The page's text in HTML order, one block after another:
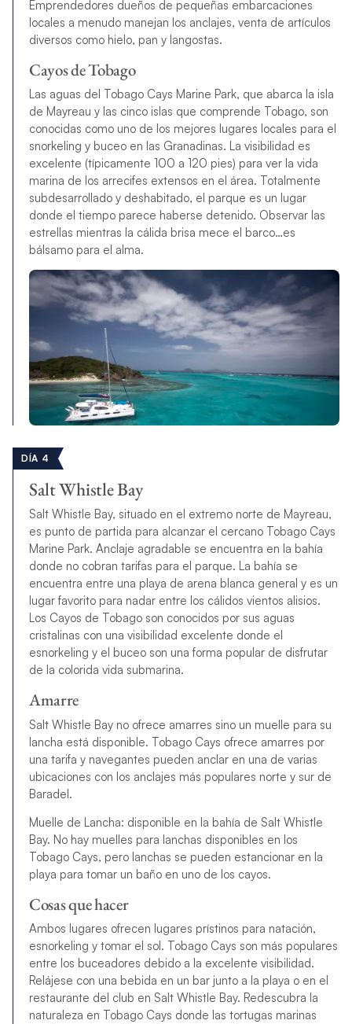
Emprendedores dueños de pequeñas embarcaciones
locales a menudo manejan los anclajes, venta de artículos
diversos como hielo, pan y langostas.
Cayos de Tobago
Las aguas del Tobago Cays Marine Park, que abarca la isla
de Mayreau y las cinco islas que comprende Tobago, son
conocidas como uno de los mejores lugares locales para el
snorkeling y buceo en las Granadinas. La visibilidad es
excelente (típicamente 100 a 120 pies) para ver la vida
marina de los arrecifes extensos en el área. Totalmente
subdesarrollado y deshabitado, el parque es un lugar
donde el tiempo parece haberse detenido. Observar las
estrellas mientras la cálida brisa mece el barco…es
bálsamo para el alma.
DÍA 4
Salt Whistle Bay
Salt Whistle Bay, situado en el extremo norte de Mayreau,
es punto de partida para alcanzar el cercano Tobago Cays
Marine Park. Anclaje agradable se encuentra en la bahía
donde no cobran tarifas para el parque. La bahía se
encuentra entre una playa de arena blanca general y es un
lugar favorito para nadar entre los cálidos vientos alisios.
Los Cayos de Tobago son conocidos por sus aguas
cristalinas con una visibilidad excelente donde el
esnorkeling y el buceo son una forma popular de disfrutar
de la colorida vida submarina.
Amarre
Salt Whistle Bay no ofrece amarres sino un muelle para su
lancha está disponible. Tobago Cays ofrece amarres por
una tarifa y navegantes pueden anclar en una de varias
ubicaciones con los anclajes más populares norte y sur de
Baradel.
Muelle de Lancha: disponible en la bahía de Salt Whistle
Bay. No hay muelles para lanchas disponibles en los
Tobago Cays, pero lanchas se pueden estancionar en la
playa para tomar un baño en uno de los cayos.
Cosas que hacer
Ambos lugares ofrecen lugares prístinos para natación,
esnorkeling y tomar el sol. Tobago Cays son más populares
entre los buceadores debido a la excelente visibilidad.
Relájese con una bebida en un bar junto a la playa o en el
restaurante del club en Salt Whistle Bay. Redescubra la
naturaleza en Tobago Cays donde las tortugas marinas